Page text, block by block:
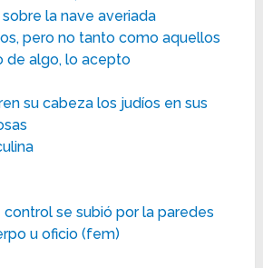
la nave averiada
pero no tanto como aquellos
de algo, lo acepto
su cabeza los judíos en sus
se subió por la paredes
u oficio (fem)